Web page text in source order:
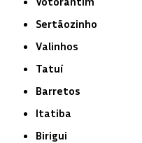
Sertãozinho
Valinhos
Tatuí
Barretos
Itatiba
Birigui